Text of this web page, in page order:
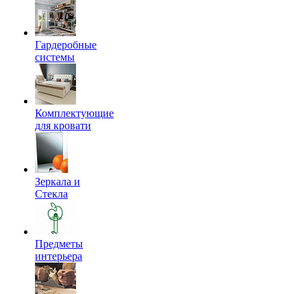
Гардеробные
системы
Комплектующие
для кровати
Зеркала и
Стекла
Предметы
интерьера